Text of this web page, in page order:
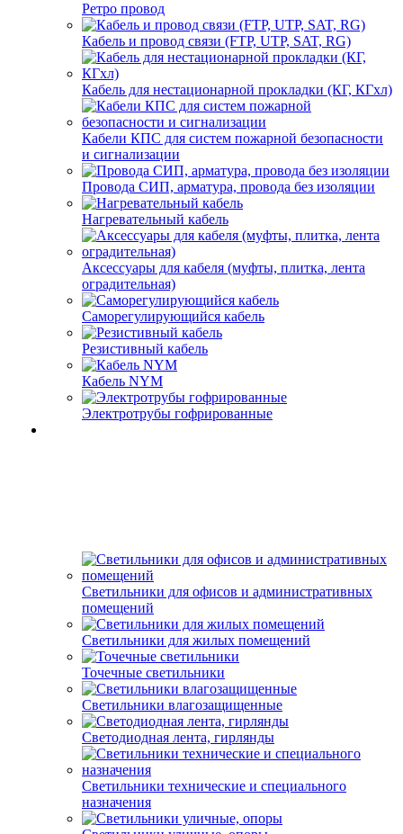
Ретро провод
Кабель и провод связи (FTP, UTP, SAT, RG)
Кабель для нестационарной прокладки (КГ, КГхл)
Кабели КПС для систем пожарной безопасности
и сигнализации
Провода СИП, арматура, провода без изоляции
Нагревательный кабель
Аксессуары для кабеля (муфты, плитка, лента
оградительная)
Саморегулирующийся кабель
Резистивный кабель
Кабель NYM
Электротрубы гофрированные
Светильники для офисов и административных
помещений
Светильники для жилых помещений
Точечные светильники
Светильники влагозащищенные
Светодиодная лента, гирлянды
Светильники технические и специального
назначения